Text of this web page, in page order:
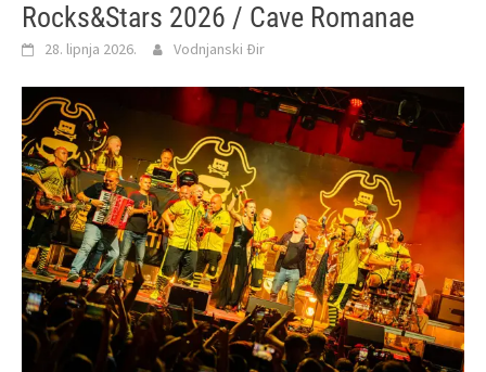
Rocks&Stars 2026 / Cave Romanae
28. lipnja 2026. Vodnjanski Đir